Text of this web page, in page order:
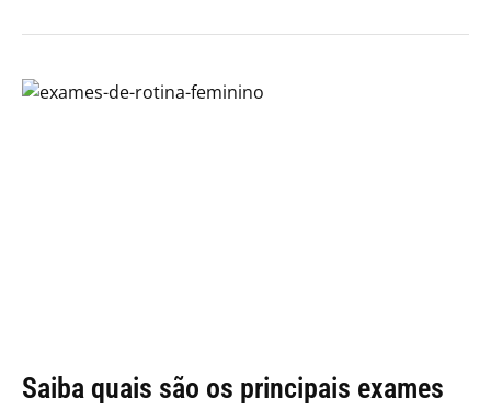
Saiba quais são os principais exames